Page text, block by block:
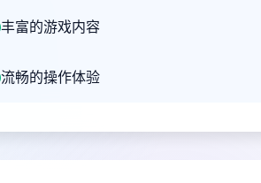
丰富的游戏内容
流畅的操作体验